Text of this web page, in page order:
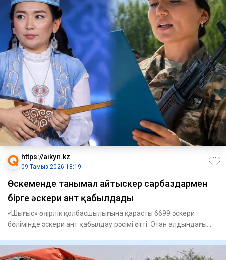
https://aikyn.kz
09 Тамыз 2026 18:19
Өскеменде танымал айтыскер сарбаздармен
бірге әскери ант қабылдады
«Шығыс» өңірлік қолбасшылығына қарасты 6699 әскери
бөлімінде әскери ант қабылдау рәсімі өтті. Отан алдындағы